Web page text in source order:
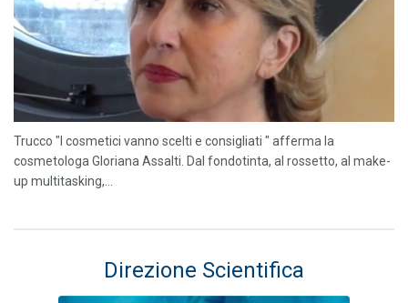
Trucco "I cosmetici vanno scelti e consigliati " afferma la
cosmetologa Gloriana Assalti. Dal fondotinta, al rossetto, al make-
up multitasking,...
Direzione Scientifica